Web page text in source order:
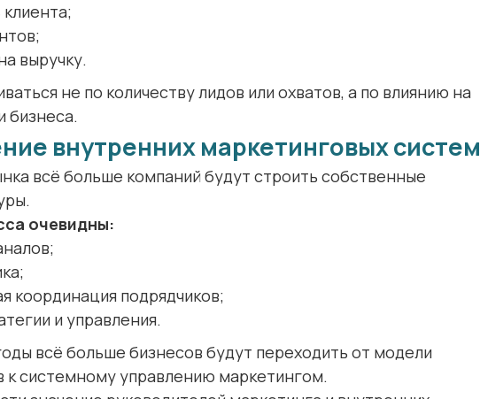
выручку.
не по количеству лидов или охватов, а по влиянию на
бизнеса.
внутренних маркетинговых систем
всё больше компаний будут строить собственные
очевидны:
координация подрядчиков;
и управления.
всё больше бизнесов будут переходить от модели
к системному управлению маркетингом.